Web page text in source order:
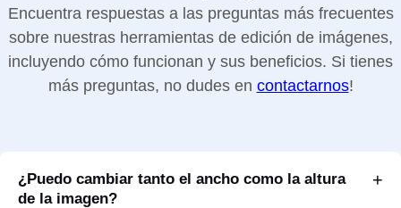
Encuentra respuestas a las preguntas más frecuentes
sobre nuestras herramientas de edición de imágenes,
incluyendo cómo funcionan y sus beneficios. Si tienes
más preguntas, no dudes en contactarnos!
¿Puedo cambiar tanto el ancho como la altura
de la imagen?